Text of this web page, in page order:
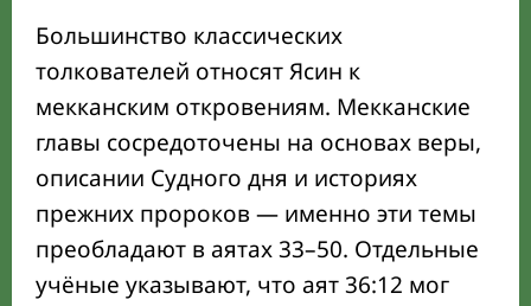
Большинство классических
толкователей относят Ясин к
мекканским откровениям. Мекканские
главы сосредоточены на основах веры,
описании Судного дня и историях
прежних пророков — именно эти темы
преобладают в аятах 33–50. Отдельные
учёные указывают, что аят 36:12 мог